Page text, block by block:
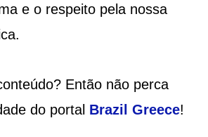
e o respeito pela nossa
Então não perca
do portal Brazil Greece!